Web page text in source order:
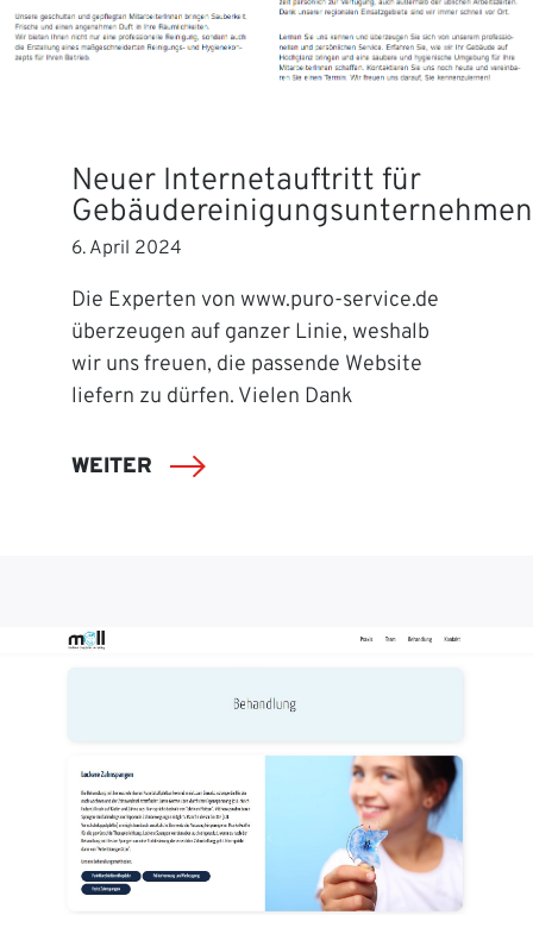
Neuer Internetauftritt für
Gebäudereinigungsunternehmen
6. April 2024
Die Experten von www.puro-service.de
überzeugen auf ganzer Linie, weshalb
wir uns freuen, die passende Website
liefern zu dürfen. Vielen Dank
WEITER